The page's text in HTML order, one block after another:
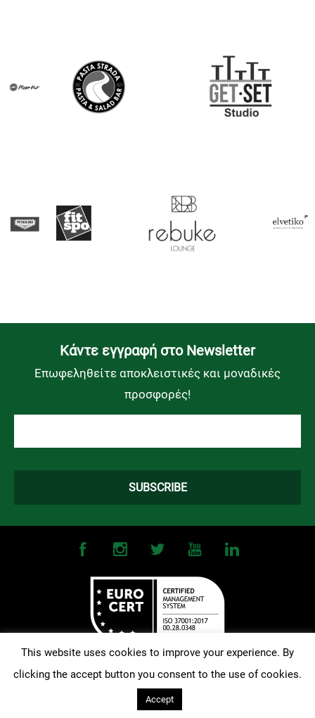
Kάντε εγγραφή στο Newsletter
Επωφεληθείτε αποκλειστικές και μοναδικές
προσφορές!
©2026OMONOIA FC. All Rights Reserved | Terms and Conditions|
| Designed and Developed by
This website uses cookies to improve your experience. By
clicking the accept button you consent to the use of cookies.
Accept